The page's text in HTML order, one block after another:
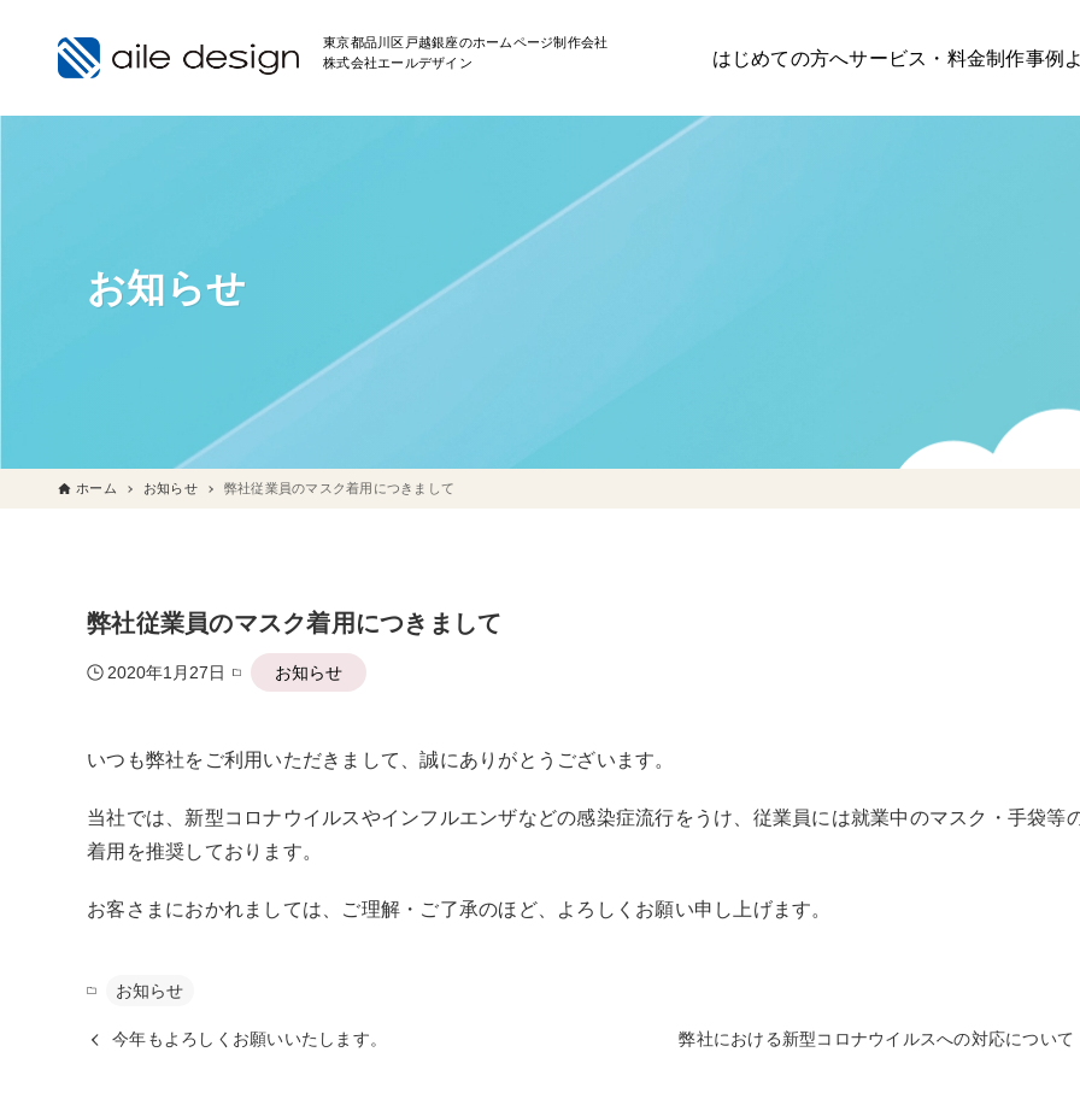
東京都品川区戸越銀座のホームページ制作会社
株式会社エールデザイン
はじめての方へサービス・料金制作事例
お知らせ
ホーム お知らせ 弊社従業員のマスク着用につきまして
弊社従業員のマスク着用につきまして
2020年1月27日 お知らせ
いつも弊社をご利用いただきまして、誠にありがとうございます。
当社では、新型コロナウイルスやインフルエンザなどの感染症流行をうけ、従業員には就業中のマスク・手袋等
着用を推奨しております。
お客さまにおかれましては、ご理解・ご了承のほど、よろしくお願い申し上げます。
お知らせ
今年もよろしくお願いいたします。 弊社における新型コロナウイルスへの対応について